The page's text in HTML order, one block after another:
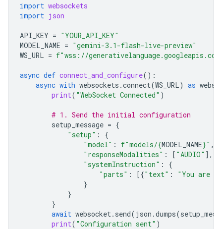
import websockets
import json
API_KEY = "YOUR_API_KEY"
MODEL_NAME = "gemini-3.1-flash-live-preview"
WS_URL = f"wss://
async def connect_and_configure():
async with websockets .connect(WS_URL) as
print( "WebSocket Connected" )
# 1. Send the initial configuration
setup_message = {
"setup" :
{
"model" : f"models/{MODEL_NAME}" ,
"responseModalities" : [ "AUDIO" ],
"systemInstruction" :
{
"parts" : [{"text" :
"You are
}
}
}
await websocket. send( json .dumps(
print( "Configuration sent" )